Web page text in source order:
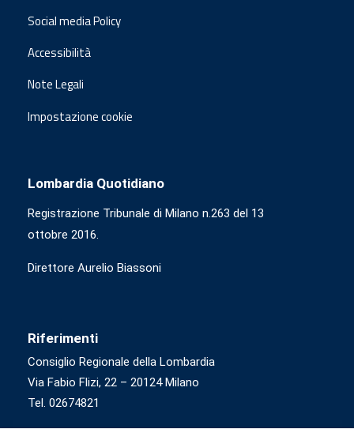
Social media Policy
Accessibilità
Note Legali
Impostazione cookie
Lombardia Quotidiano
Registrazione Tribunale di Milano n.263 del 13
ottobre 2016.
Direttore Aurelio Biassoni
Riferimenti
Consiglio Regionale della Lombardia
Via Fabio Flizi, 22 – 20124 Milano
Tel. 02674821